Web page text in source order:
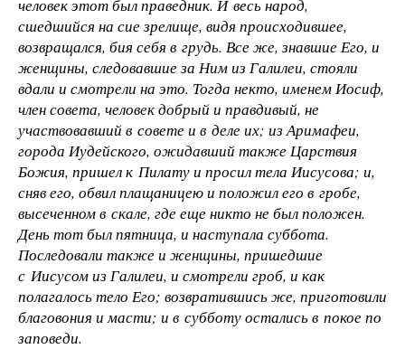
человек этот был праведник. И весь народ,
сшедшийся на сие зрелище, видя происходившее,
возвращался, бия себя в грудь. Все же, знавшие Его, и
женщины, следовавшие за Ним из Галилеи, стояли
вдали и смотрели на это. Тогда некто, именем Иосиф,
член совета, человек добрый и правдивый, не
участвовавший в совете и в деле их; из Аримафеи,
города Иудейского, ожидавший также Царствия
Божия, пришел к Пилату и просил тела Иисусова; и,
сняв его, обвил плащаницею и положил его в гробе,
высеченном в скале, где еще никто не был положен.
День тот был пятница, и наступала суббота.
Последовали также и женщины, пришедшие
с Иисусом из Галилеи, и смотрели гроб, и как
полагалось тело Его; возвратившись же, приготовили
благовония и масти; и в субботу остались в покое по
заповеди.